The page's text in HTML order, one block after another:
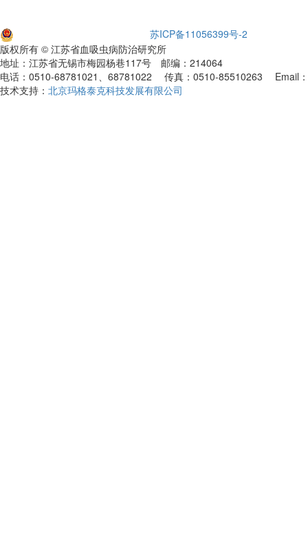
苏ICP备11056399号-2
版权所有 © 江苏省血吸虫病防治研究所
地址：江苏省无锡市梅园杨巷117号 邮编：214064
电话：0510-68781021、68781022 传真：0510-85510263 Email
技术支持： 北京玛格泰克科技发展有限公司